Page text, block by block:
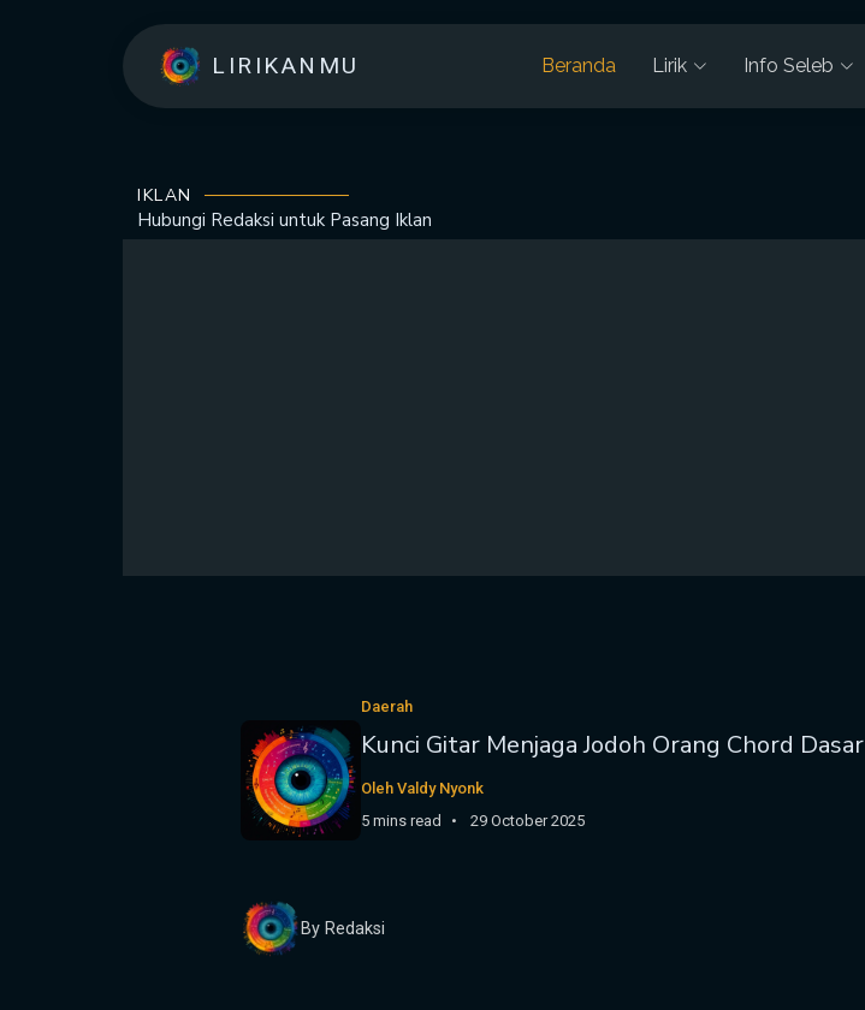
LIRIKANMU Beranda Lirik Info Seleb
IKLAN
Hubungi Redaksi untuk Pasang Iklan
Daerah
Kunci Gitar Menjaga Jodoh Orang Chord Dasar
Oleh Valdy Nyonk
5 mins read
29 October 2025
By Redaksi